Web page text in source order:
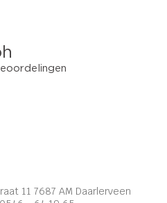
11 7687 AM Daarlerveen